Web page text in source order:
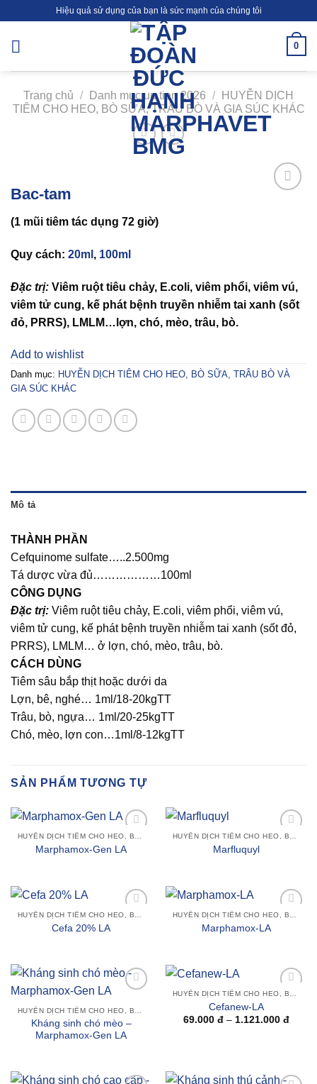
content
Hiệu quả sử dụng của bạn là sức mạnh của chúng tôi
0
Trang chủ / Danh muc uu tien 2026 /
HUYỄN DỊCH
TIÊM CHO HEO, BÒ SỮA, TRÂU BÒ VÀ GIA SÚC KHÁC
Bac-tam
(1 mũi tiêm tác dụng 72 giờ)
Quy cách: 20ml , 100ml
Đặc trị: Viêm ruột tiêu chảy, E.coli, viêm phổi, viêm vú,
viêm tử cung, kế phát bệnh truyền nhiễm tai xanh (sốt
đỏ, PRRS), LMLM…lợn, chó, mèo, trâu, bò.
Add to wishlist
Danh mục: HUYỄN DỊCH TIÊM CHO HEO, BÒ SỮA, TRÂU BÒ VÀ
GIA SÚC KHÁC
Mô tả
THÀNH PHẦN
Cefquinome sulfate…..2.500mg
Tá dược vừa đủ………………100ml
CÔNG DỤNG
Đặc trị: Viêm ruột tiêu chảy, E.coli, viêm phổi, viêm vú,
viêm tử cung, kế phát bệnh truyền nhiễm tai xanh (sốt đỏ,
PRRS), LMLM… ở lợn, chó, mèo, trâu, bò.
CÁCH DÙNG
Tiêm sâu bắp thịt hoặc dưới da
Lợn, bê, nghé… 1ml/18-20kgTT
Trâu, bò, ngựa… 1ml/20-25kgTT
Chó, mèo, lợn con…1ml/8-12kgTT
SẢN PHẨM TƯƠNG TỰ
Add to
wishlist
Marphamox-Gen LA
Add to
Marfluquyl
Add to
HUYỄN DỊCH TIÊM CHO HEO, BÒ SỮA, TRÂU BÒ VÀ GIA SÚC KHÁC
Cefa 20% LA
Add to
wishlist
HUYỄN DỊCH TIÊM CHO HEO, BÒ SỮA, TRÂU BÒ VÀ GIA SÚC KHÁC
Marphamox-LA
wishlist
Kháng sinh chó mèo –
Marphamox-Gen LA
Add to
HUYỄN DỊCH TIÊM CHO HEO, BÒ SỮA, TRÂU BÒ VÀ GIA SÚC KHÁC
Cefanew-LA
69.000 đ – 1.121.000 đ